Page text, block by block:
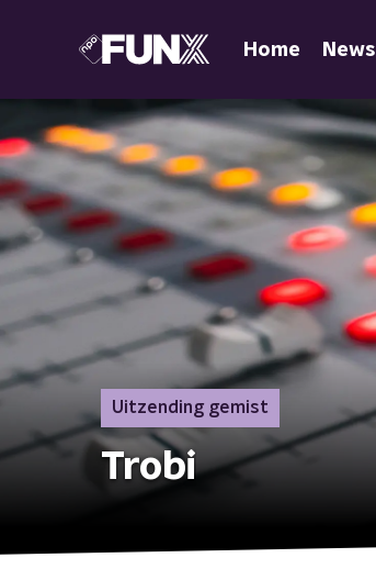
Home News
Uitzending gemist
Trobi